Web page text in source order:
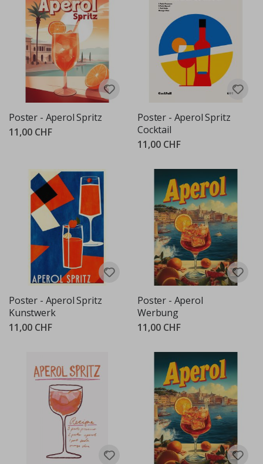
Poster - Aperol Spritz
11,00 CHF
Poster - Aperol Spritz
Cocktail
11,00 CHF
Poster - Aperol Spritz
Kunstwerk
11,00 CHF
Poster - Aperol
Werbung
11,00 CHF